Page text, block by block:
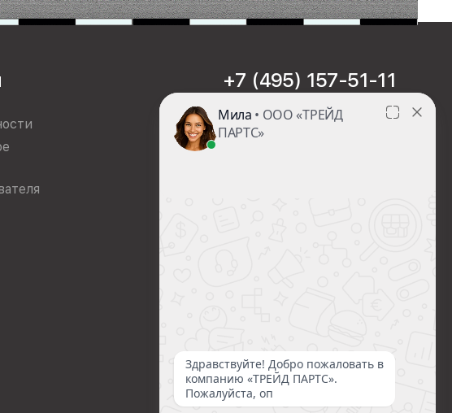
+7 (495) 157-51-11
sales@trade-part.ru